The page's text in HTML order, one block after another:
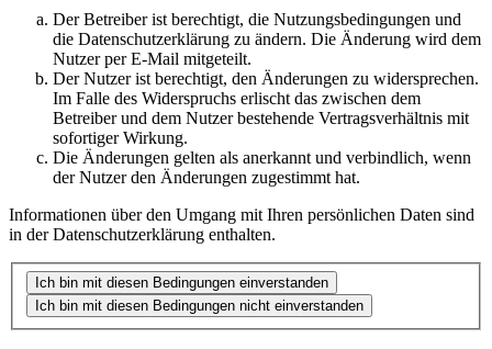
Der Betreiber ist berechtigt, die Nutzungsbedingungen und
die Datenschutzerklärung zu ändern. Die Änderung wird dem
Nutzer per E-Mail mitgeteilt.
Der Nutzer ist berechtigt, den Änderungen zu widersprechen.
Im Falle des Widerspruchs erlischt das zwischen dem
Betreiber und dem Nutzer bestehende Vertragsverhältnis mit
sofortiger Wirkung.
Die Änderungen gelten als anerkannt und verbindlich, wenn
der Nutzer den Änderungen zugestimmt hat.
Informationen über den Umgang mit Ihren persönlichen Daten sind
in der Datenschutzerklärung enthalten.